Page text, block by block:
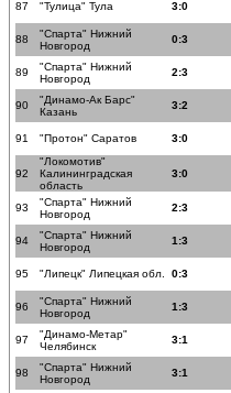
87 "Тулица" Тула 3:0
88
"Спарта" Нижний
Новгород
0:3
89
"Спарта" Нижний
Новгород
2:3
90
"Динамо-Ак Барс"
Казань
3:2
91 "Протон" Саратов 3:0
92
"Локомотив"
Калининградская
область
3:0
93
"Спарта" Нижний
Новгород
2:3
94
"Спарта" Нижний
Новгород
1:3
95 "Липецк" Липецкая обл. 0:3
96
"Спарта" Нижний
Новгород
1:3
97
"Динамо-Метар"
Челябинск
3:1
98
"Спарта" Нижний
Новгород
3:1